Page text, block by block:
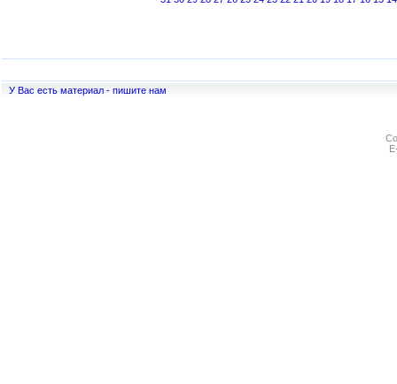
У Вас есть материал - пишите нам